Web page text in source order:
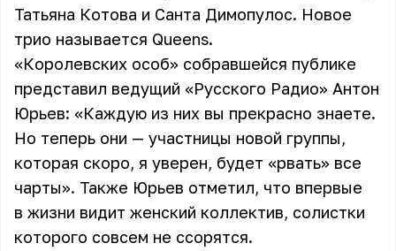
Татьяна Котова и Санта Димопулос. Новое
трио называется Queens.
«Королевских особ» собравшейся публике
представил ведущий «Русского Радио» Антон
Юрьев: «Каждую из них вы прекрасно знаете.
Но теперь они — участницы новой группы,
которая скоро, я уверен, будет «рвать» все
чарты». Также Юрьев отметил, что впервые
в жизни видит женский коллектив, солистки
которого совсем не ссорятся.